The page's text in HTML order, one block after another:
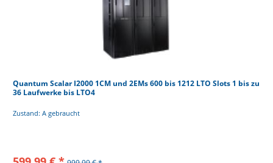
Quantum Scalar I2000 1CM und 2EMs 600 bis 1212 LTO Slots 1 bis zu
36 Laufwerke bis LTO4
Zustand: A gebraucht